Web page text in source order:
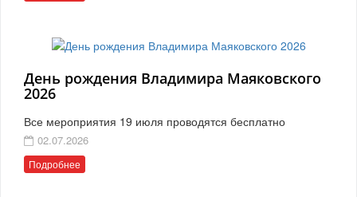
День рождения Владимира Маяковского
2026
Все мероприятия 19 июля проводятся бесплатно
02.07.2026
Подробнее